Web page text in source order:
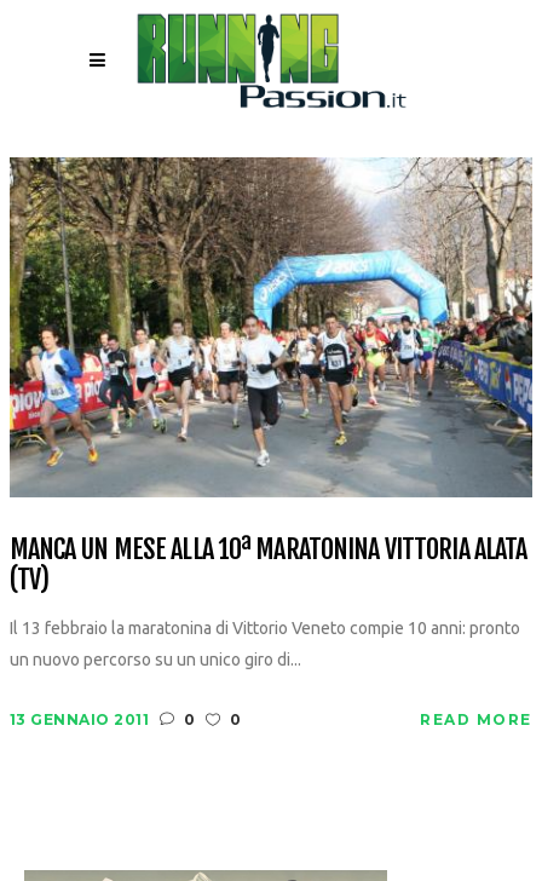
MANCA UN MESE ALLA 10ª MARATONINA VITTORIA ALATA
(TV)
Il 13 febbraio la maratonina di Vittorio Veneto compie 10 anni: pronto
un nuovo percorso su un unico giro di...
13 GENNAIO 2011 0 0 READ MORE